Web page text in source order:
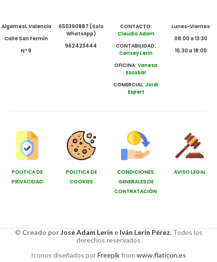
Algemesi, Valencia
Calle San Fermín
Nº 9
650390887 (Solo
WhatsApp)
962423444
CONTACTO:
Claudio Adam
CONTABILIDAD:
Carisey Lerin
OFICINA:Vanesa
Escobar
COMERCIAL:Jordi
Espert
Lunes-Viernes
08:00 a 13:30
15:30 a 18:00
POLITICA DE
PRIVACIDAD
POLITICA DE
COOKIES
CONDICIONES
GENERALES DE
CONTRATACIÓN
AVISO LEGAL
© Creado porJose Adam Lerín e Iván Lerín Pérez.Todos los
derechos reservados
Iconos diseñados porFreepikfrom www.flaticon.es